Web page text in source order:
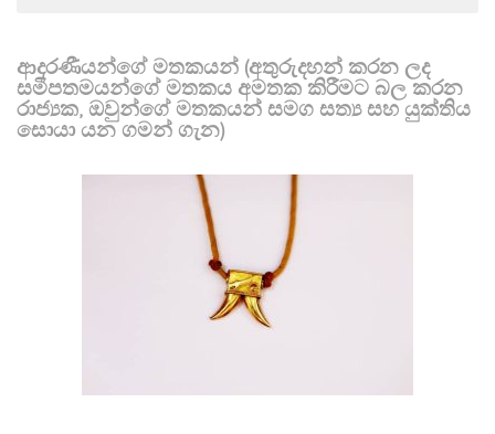
ආදරණීයන්ගේ මතකයන් (අතුරුදහන් කරන ලද
සමීපතමයන්ගේ මතකය අමතක කිරීමට බල කරන
රාජ්‍යක, ඔවුන්ගේ මතකයන් සමග සත්‍ය සහ යුක්තිය
සොයා යන ගමන් ගැන)